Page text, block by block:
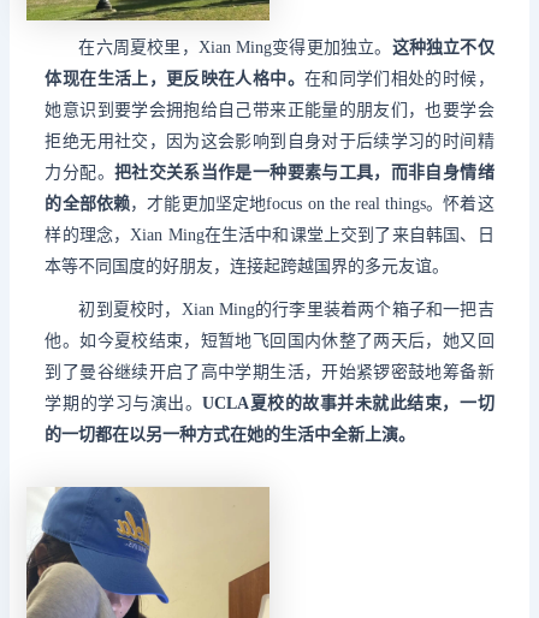
在六周夏校里，Xian Ming变得更加独立。 这种独立不仅
体现在生活上，更反映在人格中。 在和同学们相处的时候，
她意识到要学会拥抱给自己带来正能量的朋友们，也要学会
拒绝无用社交，因为这会影响到自身对于后续学习的时间精
力分配。 把社交关系当作是一种要素与工具，而非自身情绪
的全部依赖，才能更加坚定地focus on the real things。怀着这
样的理念，Xian Ming在生活中和课堂上交到了来自韩国、日
本等不同国度的好朋友，连接起跨越国界的多元友谊。
初到夏校时，Xian Ming的行李里装着两个箱子和一把吉
他。如今夏校结束，短暂地飞回国内休整了两天后，她又回
到了曼谷继续开启了高中学期生活，开始紧锣密鼓地筹备新
学期的学习与演出。UCLA夏校的故事并未就此结束，一切
的一切都在以另一种方式在她的生活中全新上演。